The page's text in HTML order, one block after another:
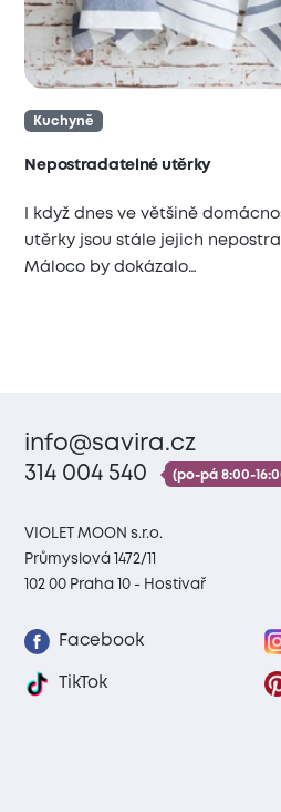
Kuchyně
Nepostradatelné utěrky
I když dnes ve většině
utěrky jsou stále jejich
Máloco by dokázalo…
info@savira.cz
314 004 540
(po-pá 8:00-
VIOLET MOON s.r.o.
Průmyslová 1472/11
102 00 Praha 10 - Hostivař
Facebook
TikTok